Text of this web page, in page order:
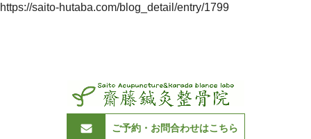
https://saito-hutaba.com/blog_detail/entry/1799
ご予約・お問合わせはこちら